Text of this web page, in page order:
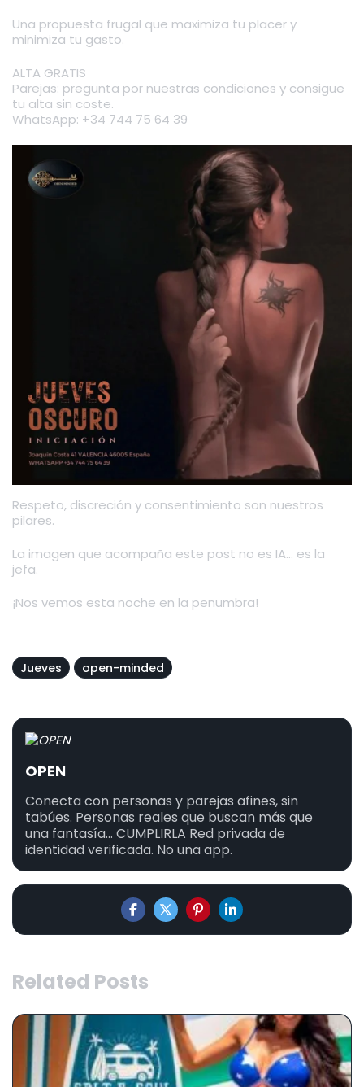
Una propuesta frugal que maximiza tu placer y
minimiza tu gasto.
ALTA GRATIS
Parejas: pregunta por nuestras condiciones y consigue
tu alta sin coste.
WhatsApp: +34 744 75 64 39
Respeto, discreción y consentimiento son nuestros
pilares.
La imagen que acompaña este post no es IA… es la
jefa.
¡Nos vemos esta noche en la penumbra!
Jueves open-minded
OPEN
Conecta con personas y parejas afines, sin
tabúes. Personas reales que buscan más que
una fantasía... CUMPLIRLA Red privada de
identidad verificada. No una app.
Related Posts